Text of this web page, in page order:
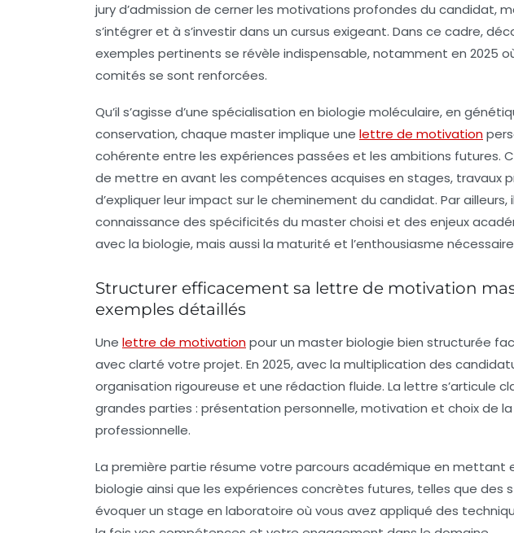
jury d’admission de cerner les motivations profondes du candidat,
s’intégrer et à s’investir dans un cursus exigeant. Dans ce cadre,
exemples pertinents se révèle indispensable, notamment en 2025
comités se sont renforcées.
Qu’il s’agisse d’une spécialisation en biologie moléculaire, en
conservation, chaque master implique une lettre de motivation
cohérente entre les expériences passées et les ambitions futures.
de mettre en avant les compétences acquises en stages, travaux
d’expliquer leur impact sur le cheminement du candidat. Par ailleurs,
connaissance des spécificités du master choisi et des enjeux
avec la biologie, mais aussi la maturité et l’enthousiasme
Structurer efficacement sa lettre de motivation
exemples détaillés
Une lettre de motivationpour un master biologie bien structurée
avec clarté votre projet. En 2025, avec la multiplication des
organisation rigoureuse et une rédaction fluide. La lettre s’articule
grandes parties : présentation personnelle, motivation et choix de
professionnelle.
La première partie résume votre parcours académique en mettant
biologie ainsi que les expériences concrètes futures, telles que des
évoquer un stage en laboratoire où vous avez appliqué des